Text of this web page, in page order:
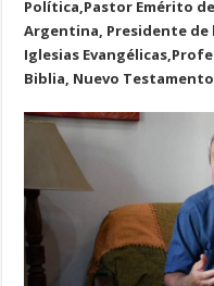
Política,Pastor Emérito
Argentina, Presidente de
Iglesias
Biblia, Nuevo